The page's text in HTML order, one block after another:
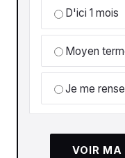
D'ici 1 mois
Moyen
Je me
VOIR MA